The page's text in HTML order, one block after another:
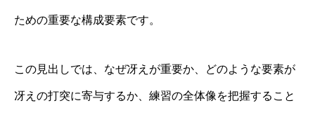
ための重要な構成要素です。
この見出しでは、なぜ冴えが重要か、どのような要素が
冴えの打突に寄与するか、練習の全体像を把握すること